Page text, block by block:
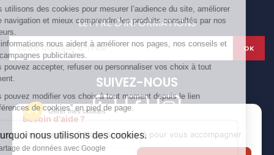
Nous utilisons des cookies pour mesurer l’audience du site, améliorer
votre navigation et mieux comprendre les produits consultés par nos
visiteurs.
Ces informations nous aident à améliorer nos pages, nos conseils et
nos campagnes publicitaires.
Vous pouvez accepter, refuser ou personnaliser vos choix à tout
moment.
Vous pouvez modifier vos choix à tout moment depuis le lien
“Préférences de cookies” en pied de page.
Pourquoi nous utilisons des cookies.
Partage de données avec Google
Gérer mes cookies
LETTRE D'INFORMATIONS
SUIVEZ-NOUS
© Copyright 2026 France Galerie. Tous droits reservés.
Besoin d'aide ?
Une question ? Nous sommes là pour vous accompagner